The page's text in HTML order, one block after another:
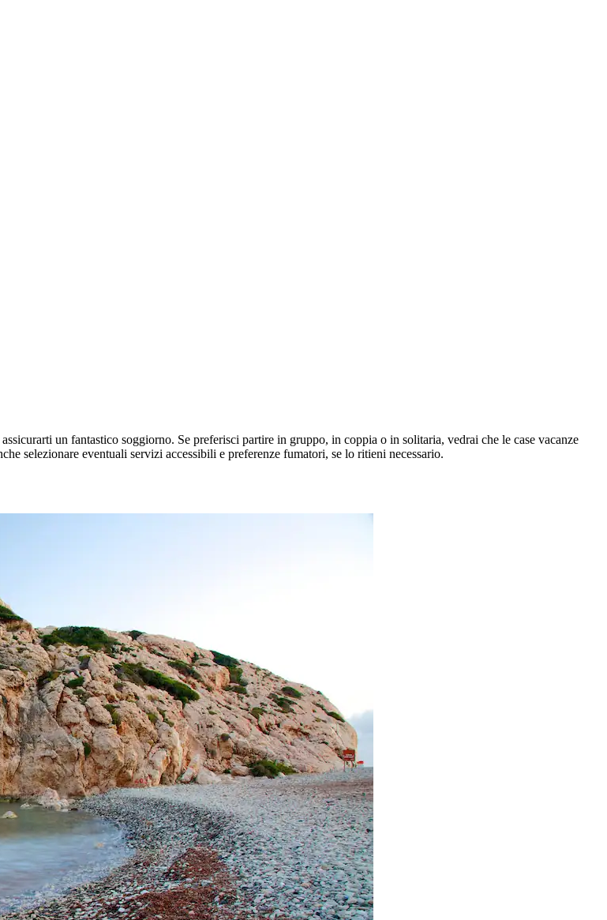
un fantastico soggiorno. Se preferisci partire in gruppo, in coppia o in solitaria, vedrai che le case vacanze
selezionare eventuali servizi accessibili e preferenze fumatori, se lo ritieni necessario.